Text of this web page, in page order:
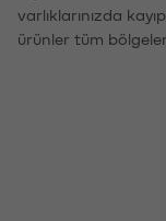
varlıklarınızda
ürünler tüm